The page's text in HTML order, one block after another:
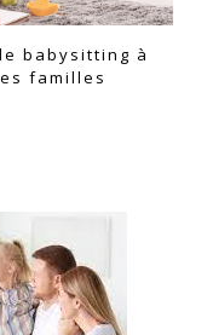
babysitting à
familles